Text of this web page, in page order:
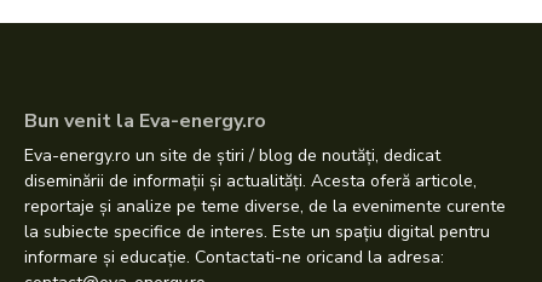
Bun venit la Eva-energy.ro
Eva-energy.ro un site de știri / blog de noutăți, dedicat
diseminării de informații și actualități. Acesta oferă articole,
reportaje și analize pe teme diverse, de la evenimente curente
la subiecte specifice de interes. Este un spațiu digital pentru
informare și educație. Contactati-ne oricand la adresa: